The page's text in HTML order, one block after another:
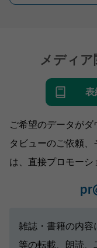
メディア
表
ご希望のデータが
タビューのご依頼
は、直接プロモーシ
雑誌・書籍の内容
等の転載、朗読、